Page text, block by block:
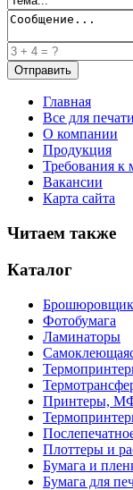
Главная
Все для печати
О компании
Продукция
Требования к
Вакансии
Карта сайта
Читаем также
Каталог
Фотобумага
Ламинаторы
Принтеры,
Плоттеры и
Бумага и
Бумага для